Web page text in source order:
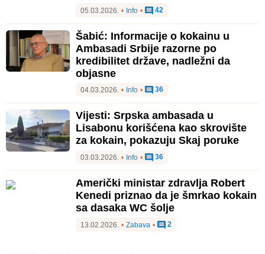
05.03.2026. • Info • 42
Šabić: Informacije o kokainu u
Ambasadi Srbije razorne po
kredibilitet države, nadležni da
objasne
04.03.2026. • Info • 36
Vijesti: Srpska ambasada u
Lisabonu korišćena kao skrovište
za kokain, pokazuju Skaj poruke
03.03.2026. • Info • 36
Američki ministar zdravlja Robert
Kenedi priznao da je šmrkao kokain
sa dasaka WC šolje
13.02.2026. • Zabava • 2